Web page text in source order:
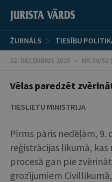
ŽURNĀLS TIESĪBU
22. DECEMBRIS 2015 • NR.50/51
Vēlas paredzēt
TIESLIETU MINISTRIJA
Pirms pāris nedēļām,
reģistrācijas likumā,
procesā gan pie
grozījumiem